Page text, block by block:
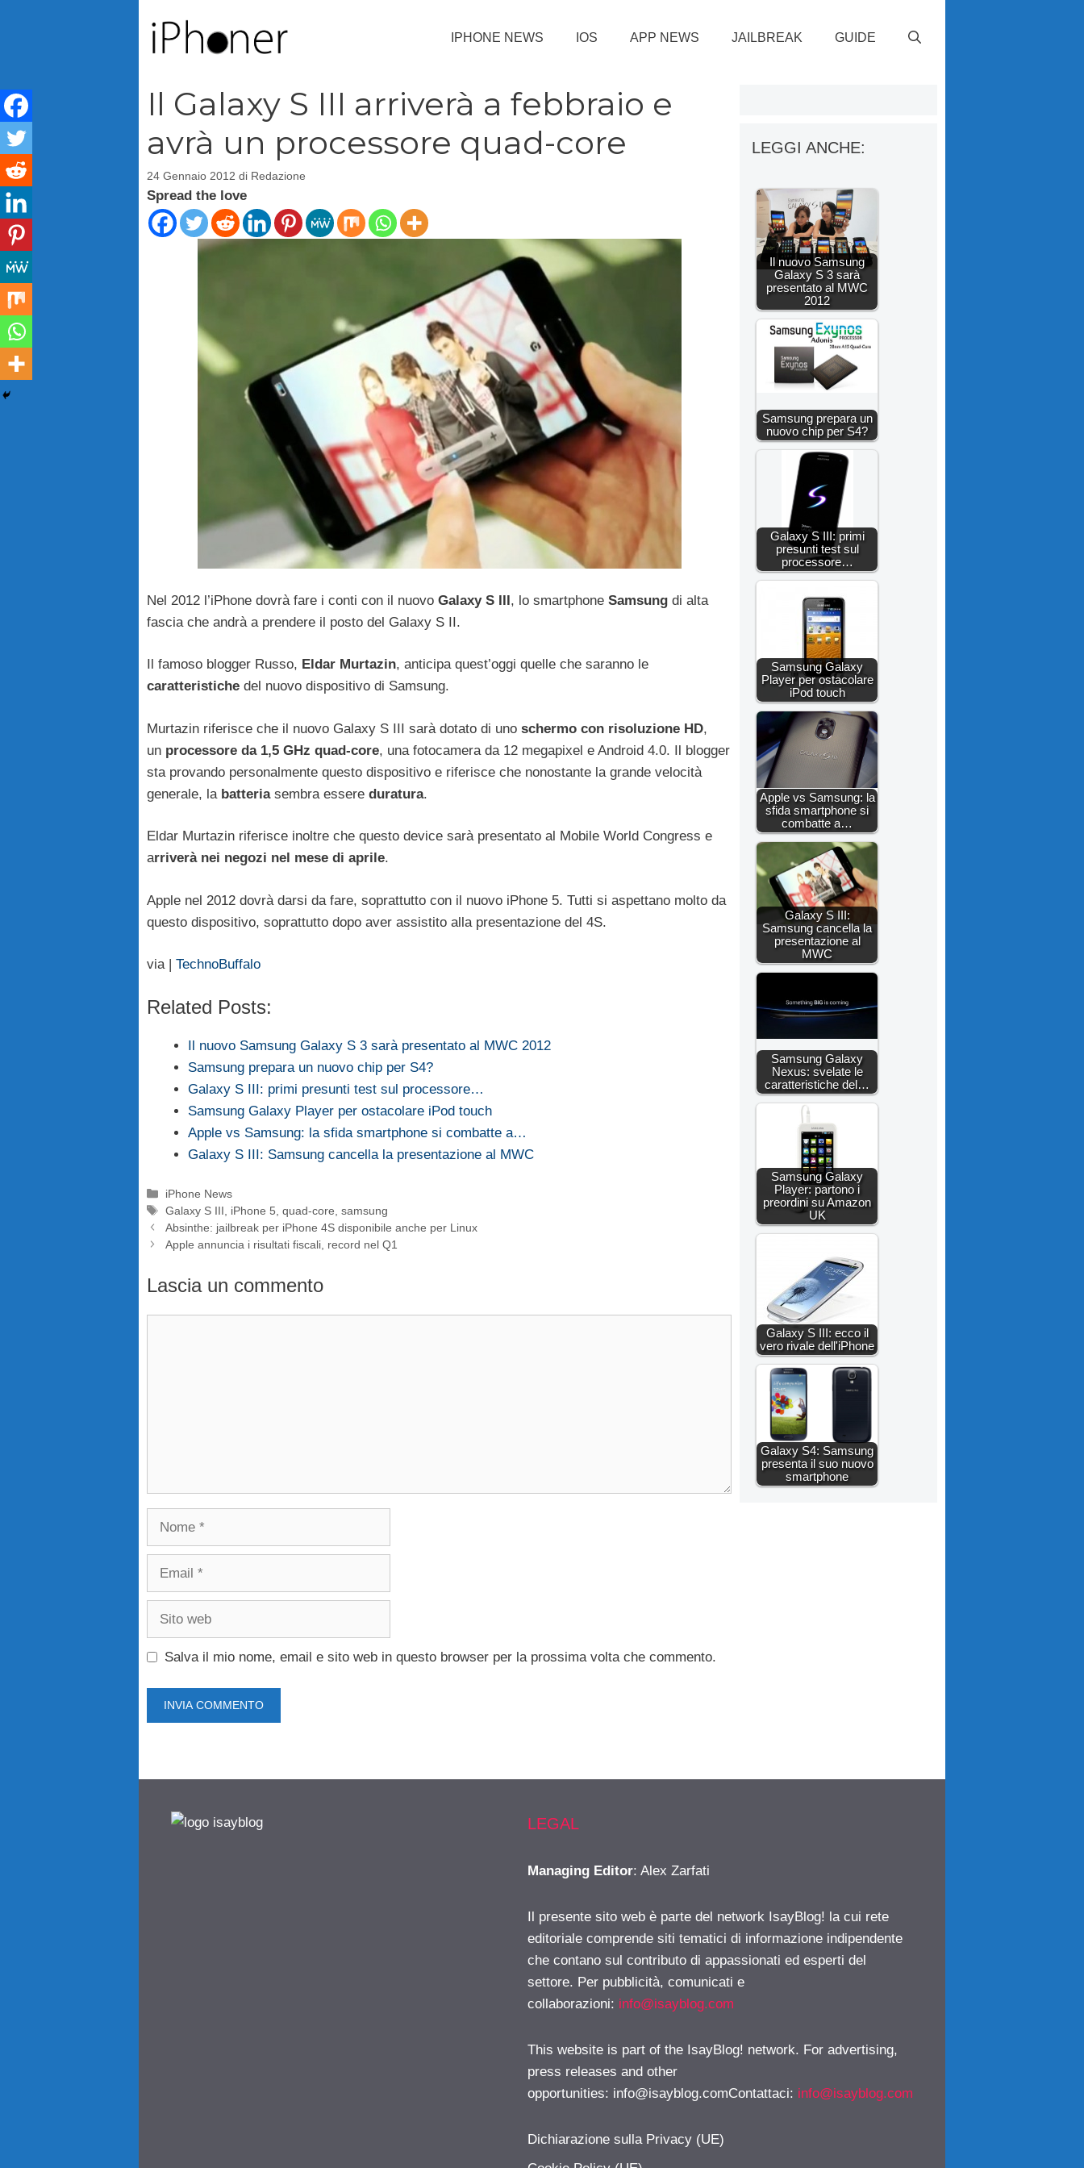
IPHONE NEWS IOS APP NEWS JAILBREAK GUIDE
Il Galaxy S III arriverà a febbraio e
avrà un processore quad-core
24 Gennaio 2012 di Redazione
Spread the love
Nel 2012 l’iPhone dovrà fare i conti con il nuovo Galaxy S III, lo smartphone Samsung di alta
fascia che andrà a prendere il posto del Galaxy S II.
Il famoso blogger Russo, Eldar Murtazin, anticipa quest’oggi quelle che saranno le
caratteristiche del nuovo dispositivo di Samsung.
Murtazin riferisce che il nuovo Galaxy S III sarà dotato di uno schermo con risoluzione HD,
un processore da 1,5 GHz quad-core, una fotocamera da 12 megapixel e Android 4.0. Il blogger
sta provando personalmente questo dispositivo e riferisce che nonostante la grande velocità
generale, la batteriasembra essere duratura.
Eldar Murtazin riferisce inoltre che questo device sarà presentato al Mobile World Congress e
arriverà nei negozi nel mese di aprile.
Apple nel 2012 dovrà darsi da fare, soprattutto con il nuovo iPhone 5. Tutti si aspettano molto da
questo dispositivo, soprattutto dopo aver assistito alla presentazione del 4S.
via | TechnoBuffalo
Related Posts:
Il nuovo Samsung Galaxy S 3 sarà presentato al MWC 2012
Samsung prepara un nuovo chip per S4?
Galaxy S III: primi presunti test sul processore…
Samsung Galaxy Player per ostacolare iPod touch
Apple vs Samsung: la sfida smartphone si combatte a…
Galaxy S III: Samsung cancella la presentazione al MWC
Categorie
iPhone News
Tag
Galaxy S III iPhone 5 ,quad-core ,samsung
Absinthe: jailbreak per iPhone 4S disponibile anche per Linux
Apple annuncia i risultati fiscali, record nel Q1
Lascia un commento
Salva il mio nome, email e sito web in questo browser per la prossima volta che commento.
LEGGI ANCHE:
Il nuovo Samsung
Galaxy S 3 sarà
presentato al MWC
2012
Samsung prepara un
nuovo chip per S4?
Galaxy S III: primi
presunti test sul
processore…
Samsung Galaxy
Player per ostacolare
iPod touch
Apple vs Samsung: la
sfida smartphone si
combatte a…
Galaxy S III:
Samsung cancella la
presentazione al
MWC
Samsung Galaxy
Nexus: svelate le
caratteristiche del…
Samsung Galaxy
Player: partono i
preordini su Amazon
UK
Galaxy S III: ecco il
vero rivale dell'iPhone
Galaxy S4: Samsung
presenta il suo nuovo
smartphone
LEGAL
Managing Editor: Alex Zarfati
Il presente sito web è parte del network IsayBlog! la cui rete
editoriale comprende siti tematici di informazione indipendente
che contano sul contributo di appassionati ed esperti del
settore. Per pubblicità, comunicati e
collaborazioni: info@isayblog.com
This website is part of the IsayBlog! network. For advertising,
press releases and other
opportunities: info@isayblog.comContattaci: info@isayblog.com
Dichiarazione sulla Privacy (UE)